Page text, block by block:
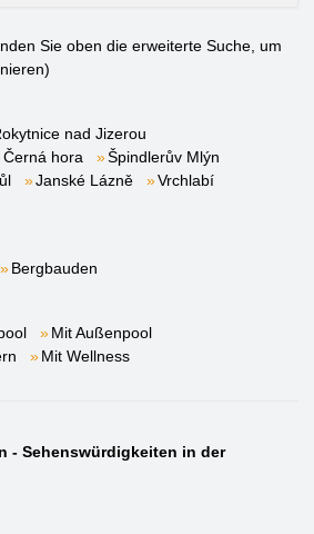
Sie oben die erweiterte Suche, um
nad Jizerou
Černá hora
Špindlerův Mlýn
Janské Lázně
Vrchlabí
Bergbauden
Mit Außenpool
Mit Wellness
- Sehenswürdigkeiten in der